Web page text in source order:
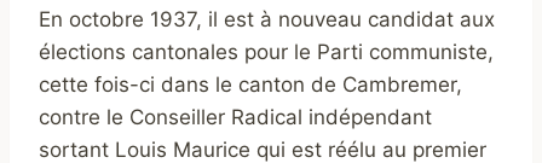
En octobre 1937, il est à nouveau candidat aux
élections cantonales pour le Parti communiste,
cette fois-ci dans le canton de Cambremer,
contre le Conseiller Radical indépendant
sortant Louis Maurice qui est réélu au premier